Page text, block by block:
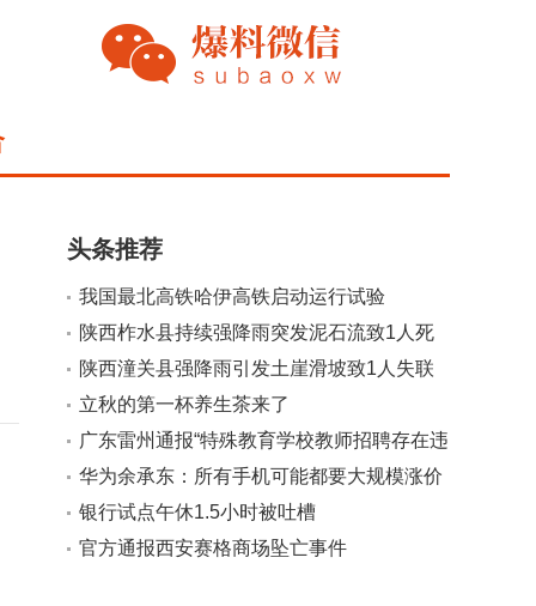
头条推荐
我国最北高铁哈伊高铁启动运行试验
陕西柞水县持续强降雨突发泥石流致1人死
亡2人失联
陕西潼关县强降雨引发土崖滑坡致1人失联
立秋的第一杯养生茶来了
广东雷州通报“特殊教育学校教师招聘存在违
规行为”
华为余承东：所有手机可能都要大规模涨价
银行试点午休1.5小时被吐槽
官方通报西安赛格商场坠亡事件